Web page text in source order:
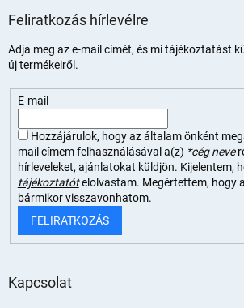
Feliratkozás hírlevélre
Adja meg az e-mail címét, és mi tájékoztatást
új termékeiről.
E-mail
Hozzájárulok, hogy az általam önként
mail címem felhasználásával a(z) *cég neve
hírleveleket, ajánlatokat küldjön. Kijelentem,
tájékoztatót elolvastam. Megértettem, hogy
bármikor visszavonhatom.
FELIRATKOZÁS
Kapcsolat